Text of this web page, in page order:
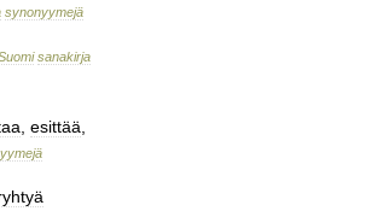
synonyymejä
sanakirja
esittää